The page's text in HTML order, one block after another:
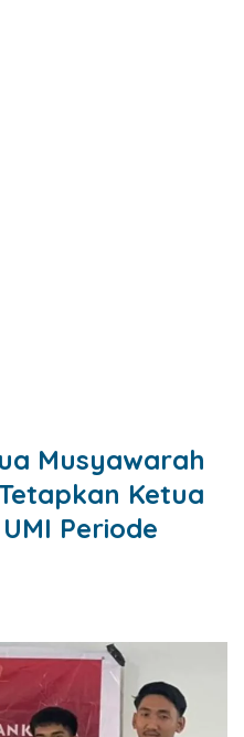
Musyawarah
Ketua
Periode